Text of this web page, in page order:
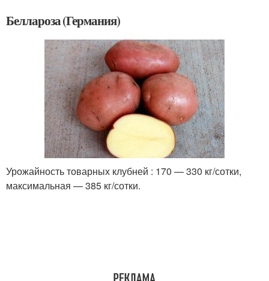
Беллароза (Германия)
Урожайность товарных клубней : 170 — 330 кг/сотки,
максимальная — 385 кг/сотки.